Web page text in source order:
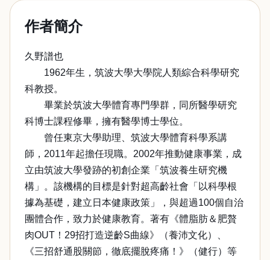
作者簡介
久野譜也
1962年生，筑波大學大學院人類綜合科學研究
科教授。
畢業於筑波大學體育專門學群，同所醫學研究
科博士課程修畢，擁有醫學博士學位。
曾任東京大學助理、筑波大學體育科學系講
師，2011年起擔任現職。2002年推動健康事業，成
立由筑波大學發跡的初創企業「筑波養生研究機
構」。該機構的目標是針對超高齡社會「以科學根
據為基礎，建立日本健康政策」，與超過100個自治
團體合作，致力於健康教育。著有《體脂肪＆肥贅
肉OUT！29招打造逆齡S曲線》（養沛文化）、
《三招舒通股關節，徹底擺脫疼痛！》（健行）等